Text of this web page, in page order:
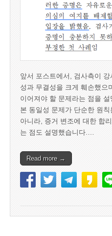
앞서 포스트에서, 검사측이
성과 무결성을 크게 훼손했으
이어져야 할 문제라는 점을
본 동일성 문제가 단순한 원
아니라, 증거 변조에 대한 합
는 점도 설명했습니다.…
Read more →